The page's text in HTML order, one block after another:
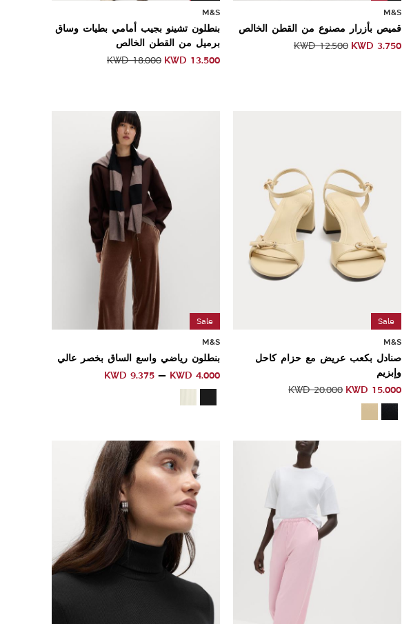
M&S
قميص بأزرار مصنوع من القطن الخالص
KWD 3.750
KWD12.500
M&S
بنطلون تشينو بجيب أمامي بطيات وساق
برميل من القطن الخالص
KWD 13.500
KWD18.000
Sale
M&S
صنادل بكعب عريض مع حزام كاحل
وإبزيم
KWD 15.000
KWD20.000
Sale
M&S
بنطلون رياضي واسع الساق بخصر عالي
KWD 4.000
KWD 9.375